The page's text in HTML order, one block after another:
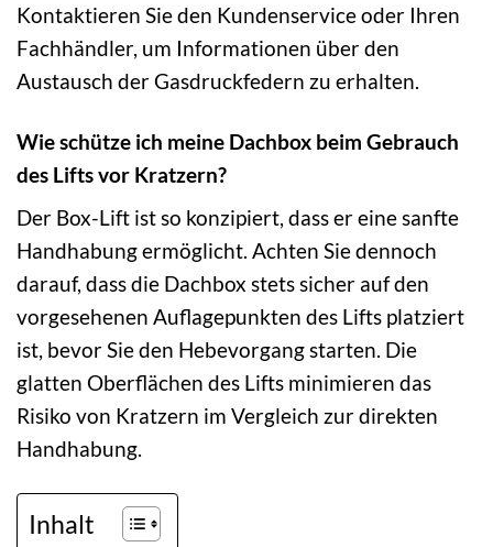
Kontaktieren Sie den Kundenservice oder Ihren
Fachhändler, um Informationen über den
Austausch der Gasdruckfedern zu erhalten.
Wie schütze ich meine Dachbox beim Gebrauch
des Lifts vor Kratzern?
Der Box-Lift ist so konzipiert, dass er eine sanfte
Handhabung ermöglicht. Achten Sie dennoch
darauf, dass die Dachbox stets sicher auf den
vorgesehenen Auflagepunkten des Lifts platziert
ist, bevor Sie den Hebevorgang starten. Die
glatten Oberflächen des Lifts minimieren das
Risiko von Kratzern im Vergleich zur direkten
Handhabung.
Inhalt